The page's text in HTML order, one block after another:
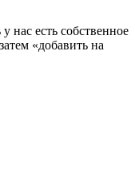
нас есть собственное
«добавить на